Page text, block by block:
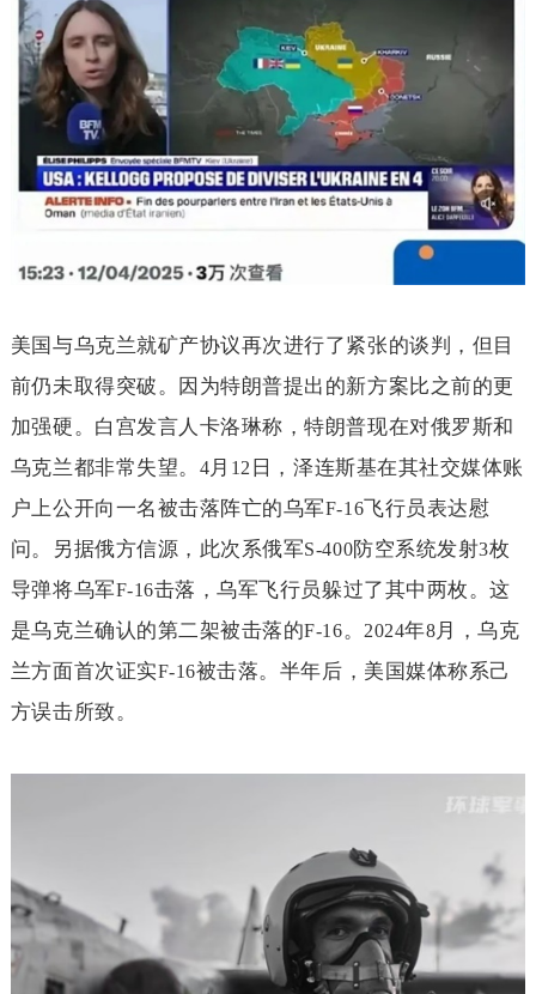
美国与乌克兰就矿产协议再次进行了紧张的谈判，但目
前仍未取得突破。因为特朗普提出的新方案比之前的更
加强硬。白宫发言人卡洛琳称，特朗普现在对俄罗斯和
乌克兰都非常失望。 4月 12 日，泽连斯基在其社交媒体账
户上公开向一名被击落阵亡的乌军F-16 飞行员表达慰
问。另据俄方信源，此次系俄军S-400防空系统发射3枚
导弹将乌军F-16击落，乌军飞行员躲过了其中两枚。这
是乌克兰确认的第二架被击落的F-16。2024年8月，乌克
兰方面首次证实F-16被击落。半年后，美国媒体称系己
方误击所致。